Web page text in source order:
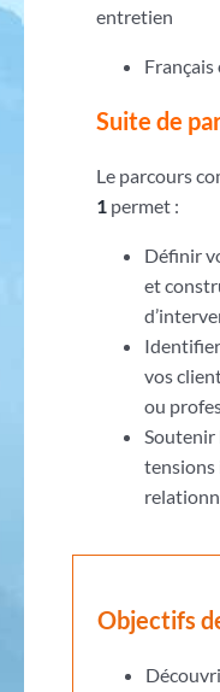
entretien
Suite de
Le parcours
1 permet :
Définir
et
vos
ou
Soutenir
tensions
Objectifs